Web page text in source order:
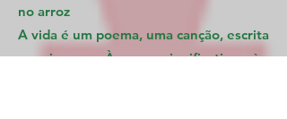
no arroz
A vida é um poema, uma canção, escrita
por si mesma Às vezes significativa e às